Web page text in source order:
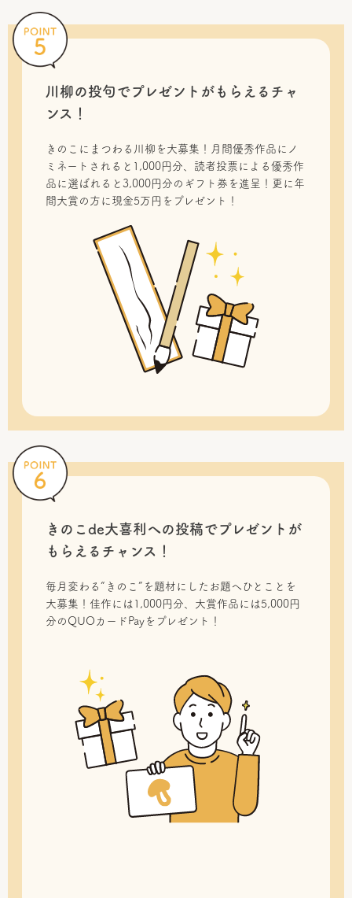
川柳の投句でプレゼントがもらえるチャ
ンス！
きのこにまつわる川柳を大募集！月間優秀作品にノ
ミネートされると1,000円分、読者投票による優秀作
品に選ばれると3,000円分のギフト券を進呈！更に年
間大賞の方に現金5万円をプレゼント！
きのこde大喜利への投稿でプレゼントが
もらえるチャンス！
毎月変わる“きのこ”を題材にしたお題へひとことを
大募集！佳作には1,000円分、大賞作品には5,000円
分のQUOカードPayをプレゼント！